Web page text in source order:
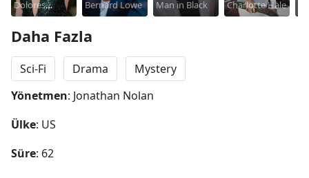
Wood
Dolores
Bernard Lowe
Man in Black
Thompson
Charlotte Hale
Daha Fazla
Sci-Fi Drama
Mystery
Yönetmen: Jonathan Nolan
Ülke: US
Süre: 62